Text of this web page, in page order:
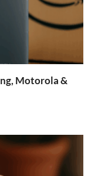
Motorola &